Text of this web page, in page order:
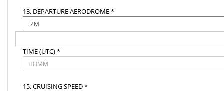
13. DEPARTURE AERODROME *
TIME (UTC) *
15. CRUISING SPEED *